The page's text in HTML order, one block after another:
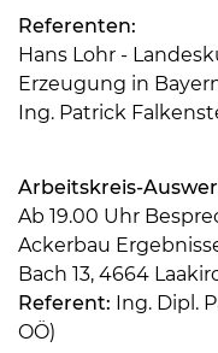
Skip
Referenten:
Hans Lohr -
Erzeugung in
Ing. Patrick
Arbeitskreis-
Ab 19.00 Uhr
Ackerbau
Bach 13, 4664
Referent: Ing. Dipl.
OÖ)